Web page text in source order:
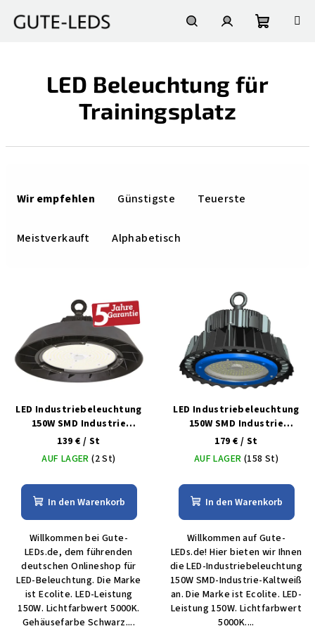
Inhalt
LED Beleuchtung für
Trainingsplatz
Wir empfehlen Günstigste Teuerste
Meistverkauft Alphabetisch
e
LED Industriebeleuchtung
150W SMD Industrie
Kaltweiß
139 € / St
AUF LAGER(2 St)
In den Warenkorb
Willkommen bei Gute-
LEDs.de, dem führenden
deutschen Onlineshop für
LED-Beleuchtung. Die Marke
ist Ecolite. LED-Leistung
150W. Lichtfarbwert 5000K.
Gehäusefarbe Schwarz....
LED Industriebeleuchtung
150W SMD Industrie
Kaltweiß
179 € / St
AUF LAGER (158 St)
In den Warenkorb
Willkommen auf Gute-
LEDs.de! Hier bieten wir Ihnen
die LED-Industriebeleuchtung
150W SMD-Industrie-Kaltweiß
an. Die Marke ist Ecolite. LED-
Leistung 150W. Lichtfarbwert
5000K....